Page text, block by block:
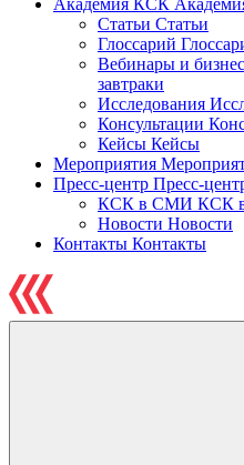
Академия КСК
Статьи Статьи
Глоссарий
Вебинары и
завтраки
Исследования
Консультации
Кейсы Кейсы
Мероприятия
Пресс-центр Пресс-
КСК в СМИ КСК
Новости Новости
Контакты Контакты